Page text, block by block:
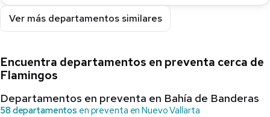
Ver más departamentos similares
Encuentra departamentos en preventa cerca de
Flamingos
Departamentos en preventa en Bahía de Banderas
58 departamentos en preventa en Nuevo Vallarta